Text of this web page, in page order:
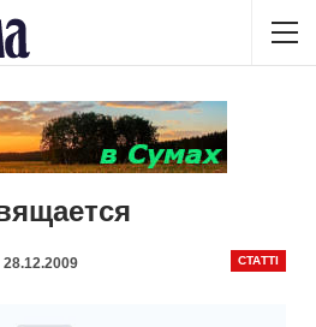
СТАТТІ
28.12.2009